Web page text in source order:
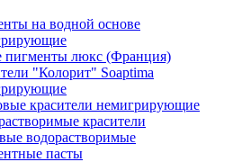
на водной основе
пигменты люкс (Франция)
"Колорит" Soaptima
красители немигрирующие
красители
водорастворимые
пасты